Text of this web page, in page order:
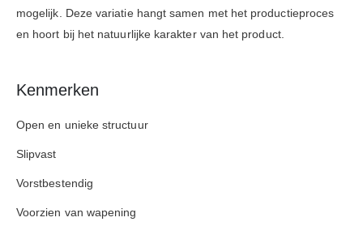
mogelijk. Deze variatie hangt samen met het productieproces
en hoort bij het natuurlijke karakter van het product.
Kenmerken
Open en unieke structuur
Slipvast
Vorstbestendig
Voorzien van wapening